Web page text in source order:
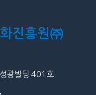
진흥원㈜
광빌딩 401호